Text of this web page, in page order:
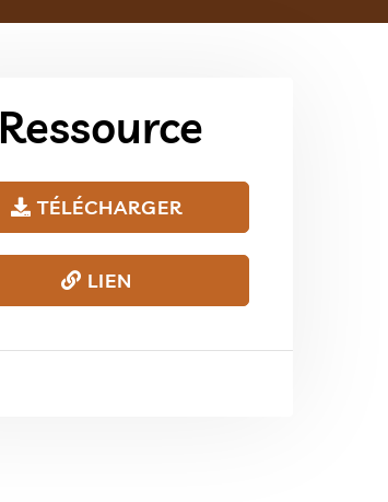
Ressource
TÉLÉCHARGER
LIEN